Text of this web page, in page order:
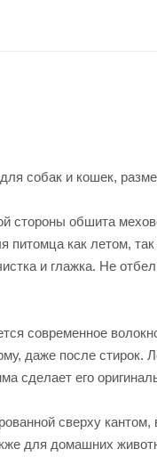
собак и кошек,
стороны обшита
питомца как летом,
и глажка. Не
современное
даже после стирок.
сделает его
сверху кантом,
для домашних